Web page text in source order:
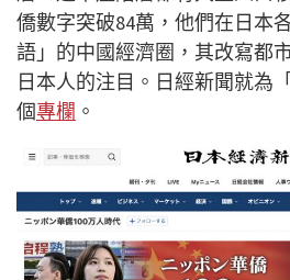
僑數字突破84萬，他們在日本
語」的中國經濟圈，其改寫都
日本人的注目。日經新聞就為
個專欄 。